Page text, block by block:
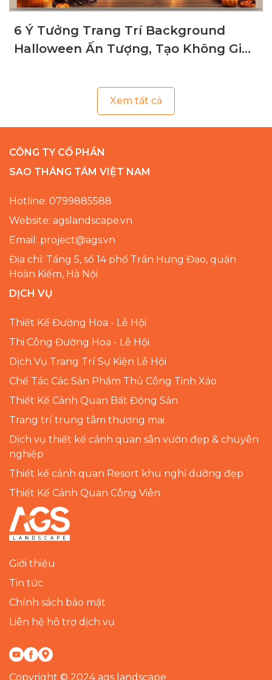
6 Ý Tưởng Trang Trí Background
Halloween Ấn Tượng, Tạo Không Gian
Xem tất cả
CÔNG TY CỔ PHẦN
SAO THÁNG TÁM VIỆT NAM
Hotline: 0799885588
Website: agslandscape.vn
Email: project@ags.vn
Địa chỉ: Tầng 5, số 14 phố Trần Hưng Đạo, quận
Hoàn Kiếm, Hà Nội
DỊCH VỤ
Thiết Kế Đường Hoa - Lễ Hội
Thi Công Đường Hoa - Lễ Hội
Dịch Vụ Trang Trí Sự Kiện Lễ Hội
Chế Tác Các Sản Phẩm Thủ Công Tinh Xảo
Thiết Kế Cảnh Quan Bất Động Sản
Trang trí trung tâm thương mại
Dịch vụ thiết kế cảnh quan sân vườn đẹp & chuyên
nghiệp
Thiết kế cảnh quan Resort khu nghỉ dưỡng đẹp
Thiết Kế Cảnh Quan Công Viên
Giới thiệu
Tin tức
Chính sách bảo mật
Liên hệ hỗ trợ dịch vụ
Copyright © 2024 ags landscape